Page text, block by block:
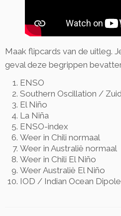
Maak flipcards van de uitleg.
geval deze begrippen
ENSO
Southern Oscillation /
El Niño
La Niña
ENSO-index
Weer in Chili normaal
Weer in Australië normaal
Weer in Chili El Niño
Weer Australië El Niño
IOD / Indian Ocean Dipole